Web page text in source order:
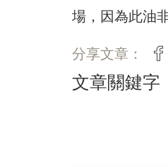
場，因為此油
分享文章：
文章關鍵字